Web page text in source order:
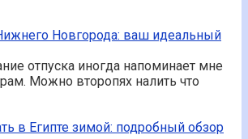
Новгорода: ваш идеальный
отпуска иногда напоминает мне
Можно второпях налить что
в Египте зимой: подробный обзор